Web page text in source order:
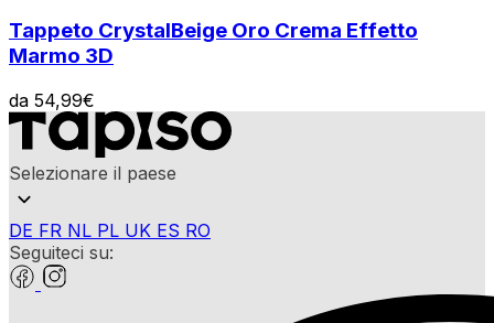
Tappeto CrystalBeige Oro Crema Effetto
Marmo 3D
da 54,99€
Selezionare il paese
DE FR NL PL UK ES RO
Seguiteci su: